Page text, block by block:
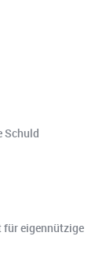
Schuld
für eigennützige